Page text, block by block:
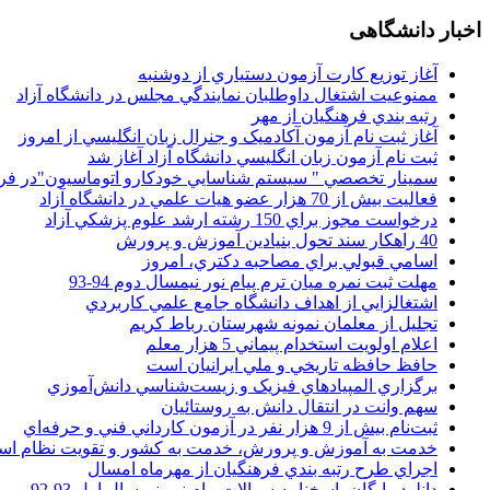
اخبار دانشگاهی
آغاز توزيع کارت آزمون دستياري از دوشنبه
ممنوعيت اشتغال داوطلبان نمايندگي مجلس در دانشگاه آزاد
رتبه بندي فرهنگيان از مهر
آغاز ثبت نام آزمون آکادميک و جنرال زبان انگليسي از امروز
ثبت نام آزمون زبان انگليسي دانشگاه آزاد آغاز شد
سمينار تخصصي " سيستم شناسايي خودکارو اتوماسيون"در
فعاليت بيش از 70 هزار عضو هيات علمي در دانشگاه آزاد
درخواست مجوز براي 150 رشته ارشد علوم پزشکي آزاد
40 راهکار سند تحول بنيادين آموزش و پرورش
اسامي قبولي براي مصاحبه دکتري، امروز
مهلت ثبت نمره میان ترم پیام نور نیمسال دوم 94-93
اشتغالزايي از اهداف دانشگاه جامع علمي کاربردي
تجليل از معلمان نمونه شهرستان رباط کريم
اعلام اولويت استخدام پيماني 5 هزار معلم
حافظ حافظه تاريخي و ملي ايرانيان است
برگزاري المپيادهاي فيزيک و زيست‌شناسي دانش‌آموزي
سهم وانت در انتقال دانش به روستائيان
ثبت‌نام بيش از 9 هزار نفر در آزمون کارداني فني و حرفه‌اي
خدمت به آموزش و پرورش، خدمت به کشور و تقويت نظام
اجراي طرح رتبه بندي فرهنگيان از مهرماه امسال